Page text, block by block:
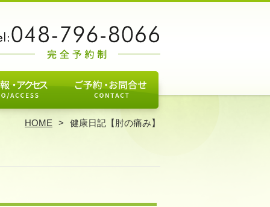
HOME 健康日記【肘の痛み】